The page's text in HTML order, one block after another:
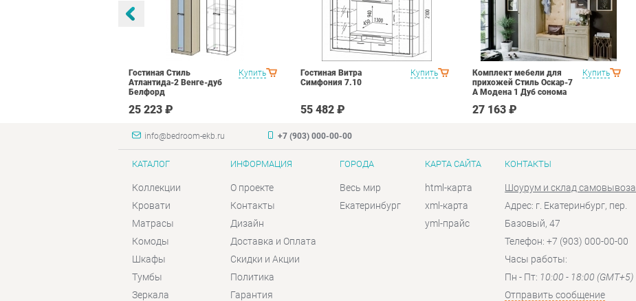
Купить
Гостиная Стиль
Атлантида-2 Венге-дуб
Белфорд
25 223 ₽
Купить
Гостиная Витра
Симфония 7.10
55 482 ₽
Купить
Комплект мебели для
прихожей Стиль Оскар-7
А Модена 1 Дуб сонома
27 163 ₽
info@bedroom-ekb.ru +7 (903) 000-00-00
КАТАЛОГ
Коллекции
Кровати
Матрасы
Комоды
Шкафы
Тумбы
Зеркала
ИНФОРМАЦИЯ
О проекте
Контакты
Дизайн
Доставка и Оплата
Скидки и Акции
Политика
Гарантия
ГОРОДА
Весь мир
Екатеринбург
КАРТА САЙТА
html-карта
xml-карта
yml-прайс
КОНТАКТЫ
Шоурум и склад самовывоза
Адрес: г. Екатеринбург, пер.
Базовый, 47
Телефон: +7 (903) 000-00-00
Часы работы:
Пн - Пт: 10:00 - 18:00 (GMT+5)
Отправить сообщение